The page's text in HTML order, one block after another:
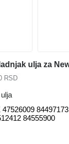
RSD
84497173
84555900